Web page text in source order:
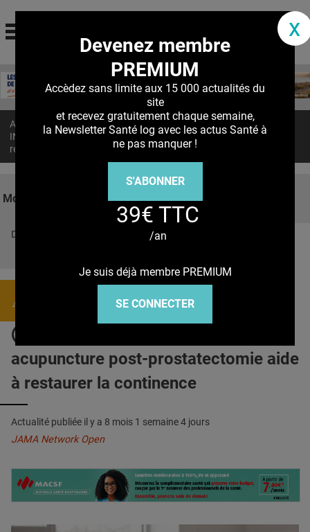
Jump to navigation
La communauté des professionnels de santé
MON COMPTE
S'ABONNER À LA REVUE SOIN À DOMICILE
E-REVUE SAD
PUBLICITÉ
CRÉDITS
Accueil > Actualités
INCONTINENCE : L’électro acupuncture post-prostatectomie aide à
restaurer la continence
Mots clés
Découvrez nos réseaux sociaux
Actualités
acupuncture post-prostatectomie aide
à restaurer la continence
Actualité publiée il y a 8 mois 1 semaine 4 jours
JAMA Network Open
x
Devenez membre
PREMIUM
Accèdez sans limite aux 15 000 actualités du
site
et recevez gratuitement chaque semaine,
la Newsletter Santé log avec les actus Santé à
ne pas manquer !
S'ABONNER
39€ TTC
/an
Je suis déjà membre PREMIUM
SE CONNECTER